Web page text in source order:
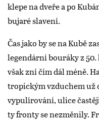
klepe na dveře a po
bujaré slavení.
Čas jako by se na Kubě
legendární bouráky z
však zní čím dál méně.
tropickým vzduchem
vypulírování, ulice
ty fronty se nezměnily.